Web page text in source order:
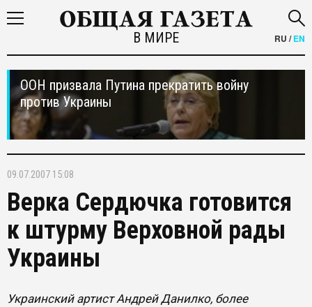
В МИРЕ RU /EN
ООН призвала Путина прекратить войну
против Украины
09.07.2007 15:08
Верка Сердючка готовится
к штурму Верховной рады
Украины
Украинский артист Андрей Данилко, более